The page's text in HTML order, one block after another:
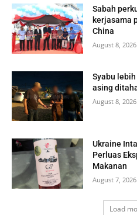
Sabah
kerjasama
China
August 8, 2026
Syabu
asing
August 8, 2026
Ukraine
Perluas
Makanan
August 7, 2026
Load